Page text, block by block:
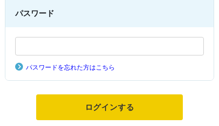
パスワード
パスワードを忘れた方はこちら